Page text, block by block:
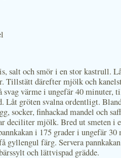
salt och smör i en stor kastrull.
Tillstätt därefter mjölk och
svag värme i ungefär 40 minuter,
Låt gröten svalna ordentligt.
socker, finhackad mandel och
deciliter mjölk. Bred ut smeten i
i 175 grader i ungefär
gyllengul färg. Servera
och lättvispad grädde.